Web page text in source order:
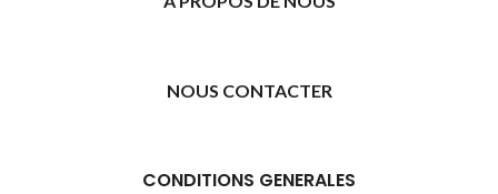
NOUS CONTACTER
CONDITIONS GENERALES